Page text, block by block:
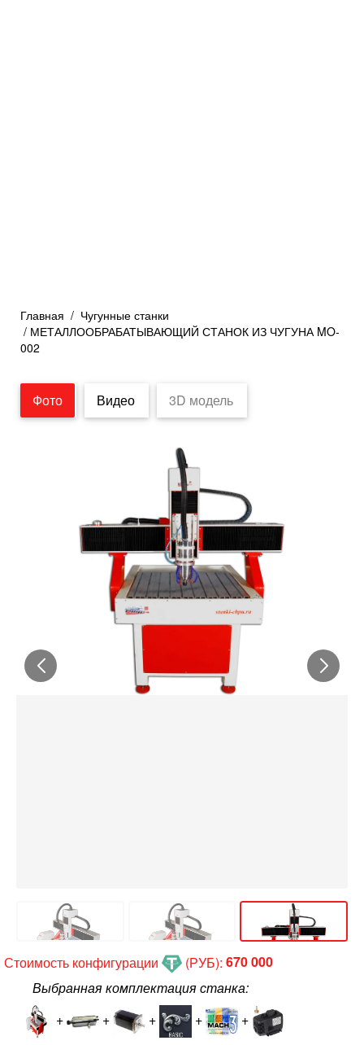
Главная / Чугунные станки
/ МЕТАЛЛООБРАБАТЫВАЮЩИЙ СТАНОК ИЗ ЧУГУНА MO-
002
Фото Видео 3D модель
Стоимость конфигурации (РУБ): 670 000
Выбранная комплектация станка:
+
+ + + +